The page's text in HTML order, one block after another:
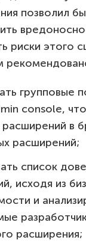
позволил
риски этого
групповые
console,
расширений в
расширений;
список
исходя из
и
расширения;